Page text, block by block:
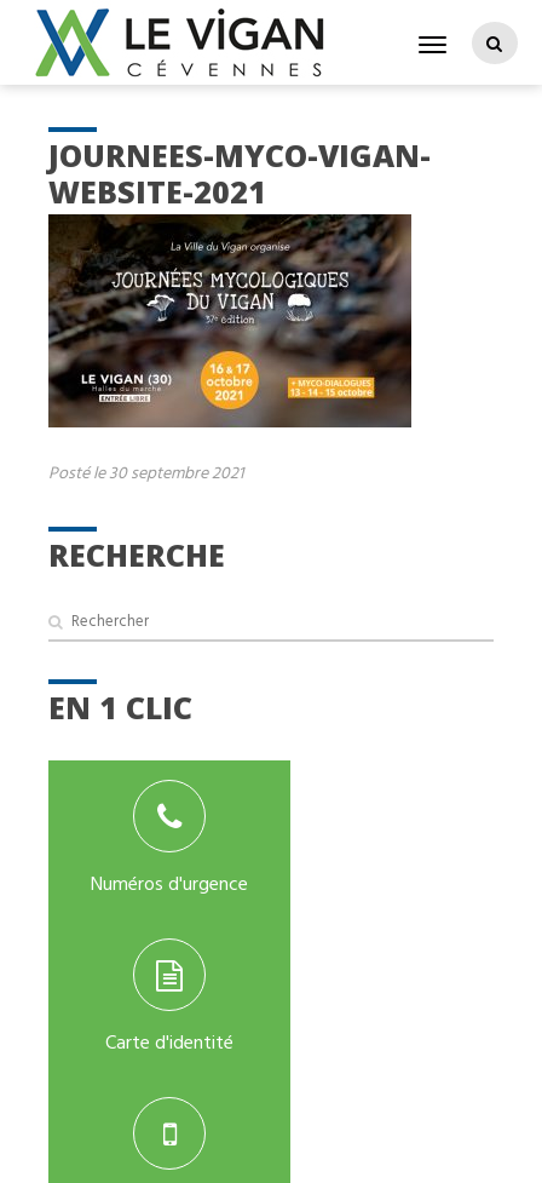
RECHERCHE
EN 1 CLIC
Numéros d'urgence
Carte d'identité
JOURNEES-MYCO-VIGAN-
WEBSITE-2021
Posté le 30 septembre 2021